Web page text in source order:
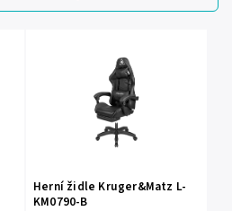
Herní židle Kruger&Matz L-
KM0790-B